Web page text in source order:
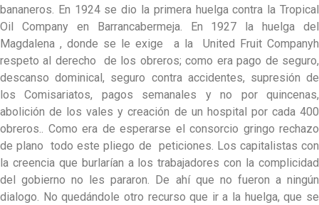
bananeros. En 1924 se dio la primera huelga contra la Tropical
Oil Company en Barrancabermeja. En 1927 la huelga del
Magdalena , donde se le exige a la United Fruit Companyh
respeto al derecho de los obreros; como era pago de seguro,
descanso dominical, seguro contra accidentes, supresión de
los Comisariatos, pagos semanales y no por quincenas,
abolición de los vales y creación de un hospital por cada 400
obreros.. Como era de esperarse el consorcio gringo rechazo
de plano todo este pliego de peticiones. Los capitalistas con
la creencia que burlarían a los trabajadores con la complicidad
del gobierno no les pararon. De ahí que no fueron a ningún
dialogo. No quedándole otro recurso que ir a la huelga, que se